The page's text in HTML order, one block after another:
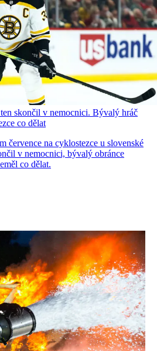
skončil v nemocnici. Bývalý hráč
co dělat
července na cyklostezce u slovenské
v nemocnici, bývalý obránce
co dělat.